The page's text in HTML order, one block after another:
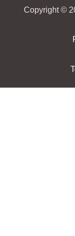
Copyright ©